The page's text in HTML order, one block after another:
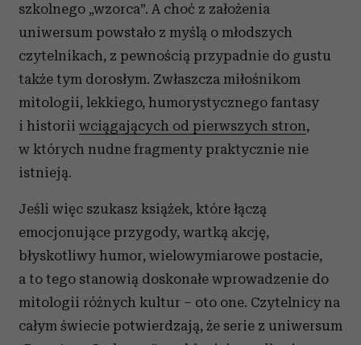
szkolnego „wzorca”. A choć z założenia
uniwersum powstało z myślą o młodszych
czytelnikach, z pewnością przypadnie do gustu
także tym dorosłym. Zwłaszcza miłośnikom
mitologii, lekkiego, humorystycznego fantasy
i historii wciągających od pierwszych stron,
w których nudne fragmenty praktycznie nie
istnieją.
Jeśli więc szukasz książek, które łączą
emocjonujące przygody, wartką akcję,
błyskotliwy humor, wielowymiarowe postacie,
a to tego stanowią doskonałe wprowadzenie do
mitologii różnych kultur – oto one. Czytelnicy na
całym świecie potwierdzają, że serie z uniwersum